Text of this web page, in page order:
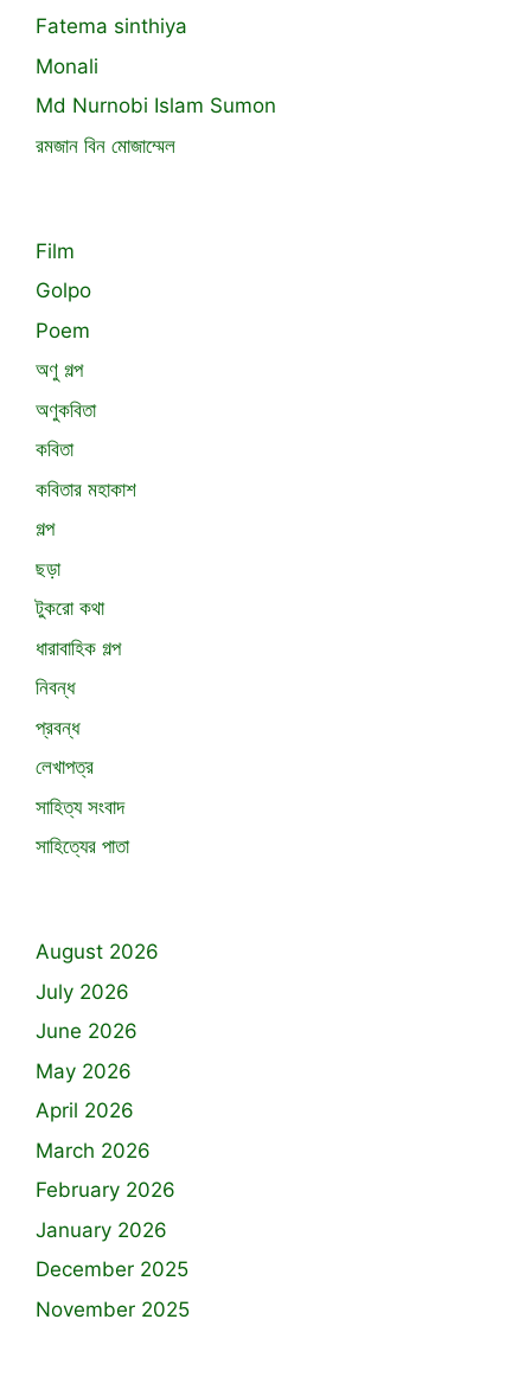
Fatema sinthiya
Monali
Md Nurnobi Islam Sumon
রমজান বিন মোজাম্মেল
Film
Golpo
Poem
অণু গল্প
অণুকবিতা
কবিতা
কবিতার মহাকাশ
গল্প
ছড়া
টুকরো কথা
ধারাবাহিক গল্প
নিবন্ধ
প্রবন্ধ
লেখাপত্র
সাহিত্য সংবাদ
সাহিত্যের পাতা
August 2026
July 2026
June 2026
May 2026
April 2026
March 2026
February 2026
January 2026
December 2025
November 2025